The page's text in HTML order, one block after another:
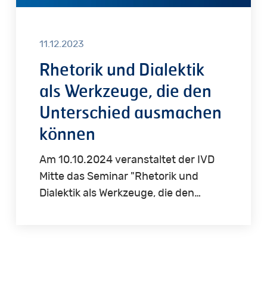
können
11.12.2023
Rhetorik und Dialektik
als Werkzeuge, die den
Unterschied ausmachen
können
Am 10.10.2024 veranstaltet der IVD
Mitte das Seminar "Rhetorik und
Dialektik als Werkzeuge, die den…